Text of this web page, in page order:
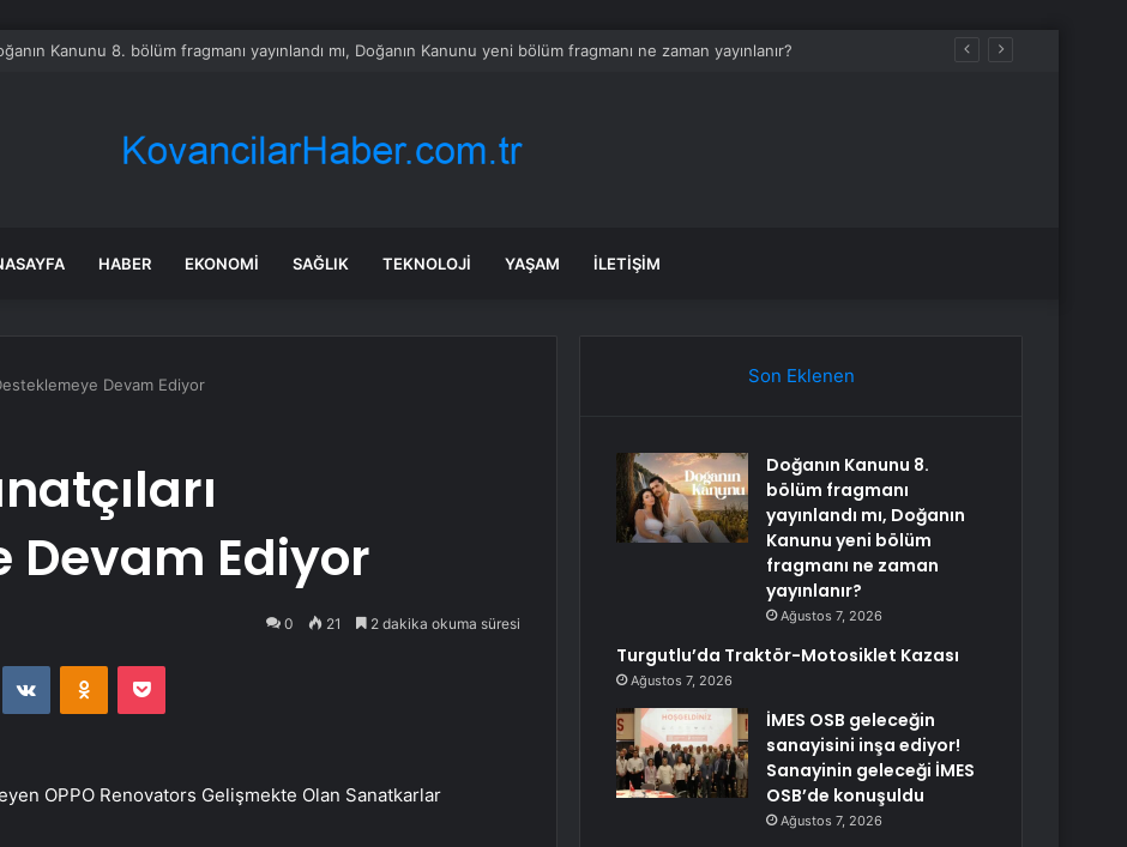
Traktör-Motosiklet Kazası
HABER EKONOMI SAĞLIK TEKNOLOJI YAŞAM İLETIŞIM
Devam Ediyor
Devam Ediyor
0 21 2 dakika okuma süresi
VKontakteOdnoklassniki
Pocket
OPPO Renovators Gelişmekte Olan Sanatkarlar
Son Eklenen
Doğanın Kanunu 8.
bölüm fragmanı
yayınlandı mı, Doğanın
Kanunu yeni bölüm
fragmanı ne zaman
yayınlanır?
Ağustos 7, 2026
Turgutlu’da Traktör-Motosiklet Kazası
Ağustos 7, 2026
İMES OSB geleceğin
sanayisini inşa ediyor!
Sanayinin geleceği İMES
OSB’de konuşuldu
Ağustos 7, 2026